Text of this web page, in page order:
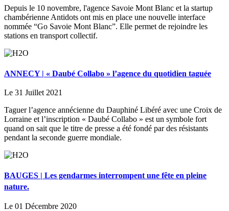
Depuis le 10 novembre, l'agence Savoie Mont Blanc et la startup
chambérienne Antidots ont mis en place une nouvelle interface
nommée “Go Savoie Mont Blanc”. Elle permet de rejoindre les
stations en transport collectif.
ANNECY | « Daubé Collabo » l’agence du quotidien taguée
Le 31 Juillet 2021
Taguer l’agence annécienne du Dauphiné Libéré avec une Croix de
Lorraine et l’inscription « Daubé Collabo » est un symbole fort
quand on sait que le titre de presse a été fondé par des résistants
pendant la seconde guerre mondiale.
BAUGES | Les gendarmes interrompent une fête en pleine
nature.
Le 01 Décembre 2020